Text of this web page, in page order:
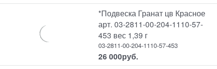
*Подвеска Гранат цв Красное
арт. 03-2811-00-204-1110-57-
453 вес 1,39 г
03-2811-00-204-1110-57-453
26 000руб.